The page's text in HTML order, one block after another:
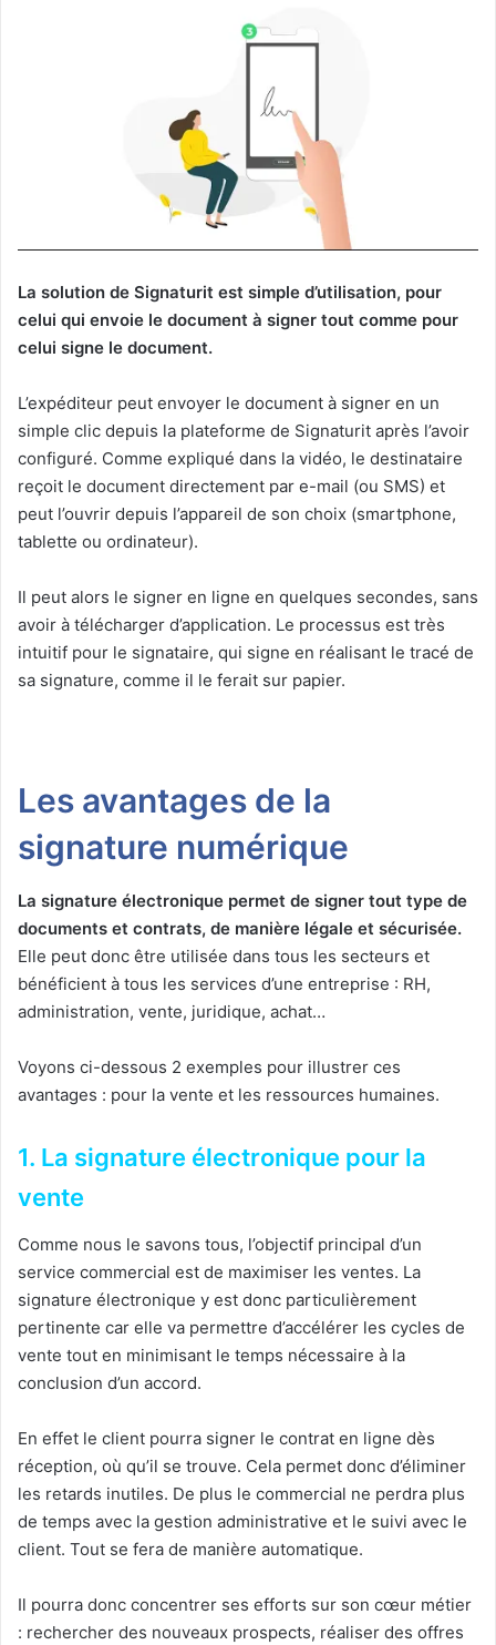
La solution de Signaturit est simple d’utilisation, pour
celui qui envoie le document à signer tout comme pour
celui signe le document.
L’expéditeur peut envoyer le document à signer en un
simple clic depuis la plateforme de Signaturit après l’avoir
configuré. Comme expliqué dans la vidéo, le destinataire
reçoit le document directement par e-mail (ou SMS) et
peut l’ouvrir depuis l’appareil de son choix (smartphone,
tablette ou ordinateur).
Il peut alors le signer en ligne en quelques secondes, sans
avoir à télécharger d’application. Le processus est très
intuitif pour le signataire, qui signe en réalisant le tracé de
sa signature, comme il le ferait sur papier.
Les avantages de la
signature numérique
La signature électronique permet de signer tout type de
documents et contrats, de manière légale et sécurisée.
Elle peut donc être utilisée dans tous les secteurs et
bénéficient à tous les services d’une entreprise : RH,
administration, vente, juridique, achat…
Voyons ci-dessous 2 exemples pour illustrer ces
avantages : pour la vente et les ressources humaines.
1. La signature électronique pour la
vente
Comme nous le savons tous, l’objectif principal d’un
service commercial est de maximiser les ventes. La
signature électronique y est donc particulièrement
pertinente car elle va permettre d’accélérer les cycles de
vente tout en minimisant le temps nécessaire à la
conclusion d’un accord.
En effet le client pourra signer le contrat en ligne dès
réception, où qu’il se trouve. Cela permet donc d’éliminer
les retards inutiles. De plus le commercial ne perdra plus
de temps avec la gestion administrative et le suivi avec le
client. Tout se fera de manière automatique.
Il pourra donc concentrer ses efforts sur son cœur métier
: rechercher des nouveaux prospects, réaliser des offres